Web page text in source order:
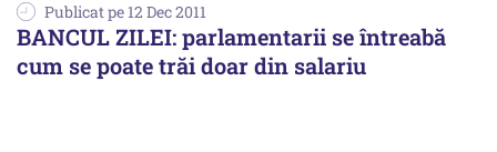
Publicat pe 12 Dec 2011
BANCUL ZILEI: parlamentarii se întreabă
cum se poate trăi doar din salariu